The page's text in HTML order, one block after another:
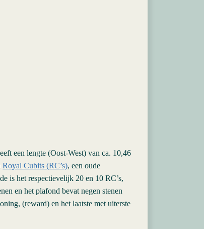
een lengte (Oost-West) van ca. 10,46
Royal Cubits (RC’s), een oude
is het respectievelijk 20 en 10 RC’s,
en het plafond bevat negen stenen
(reward) en het laatste met uiterste